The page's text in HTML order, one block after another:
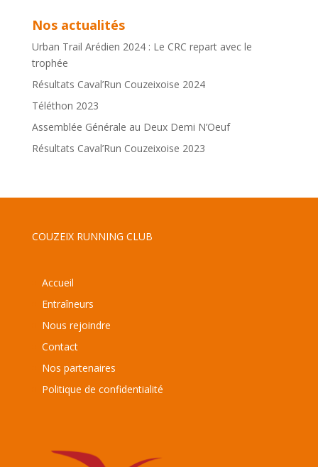
Nos actualités
Urban Trail Arédien 2024 : Le CRC repart avec le
trophée
Résultats Caval’Run Couzeixoise 2024
Téléthon 2023
Assemblée Générale au Deux Demi N’Oeuf
Résultats Caval’Run Couzeixoise 2023
COUZEIX RUNNING CLUB
Accueil
Entraîneurs
Nous rejoindre
Contact
Nos partenaires
Politique de confidentialité